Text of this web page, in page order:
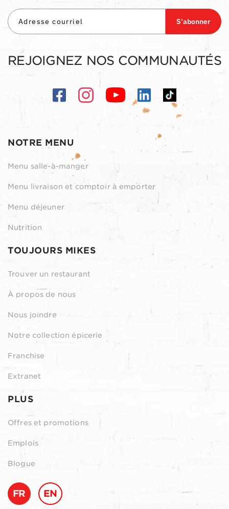
NOTRE MENU
Menu salle-à-manger
Menu livraison et comptoir à emporter
Menu déjeuner
Nutrition
TOUJOURS MIKES
Trouver un restaurant
À propos de nous
Nous joindre
Notre collection épicerie
Franchise
Extranet
PLUS
Offres et promotions
Emplois
Blogue
FR EN
S'abonner
REJOIGNEZ NOS COMMUNAUTÉS